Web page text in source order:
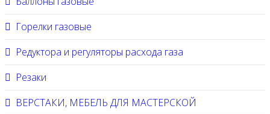
Горелки газовые
Редуктора и регуляторы расхода газа
Резаки
ВЕРСТАКИ, МЕБЕЛЬ ДЛЯ МАСТЕРСКОЙ